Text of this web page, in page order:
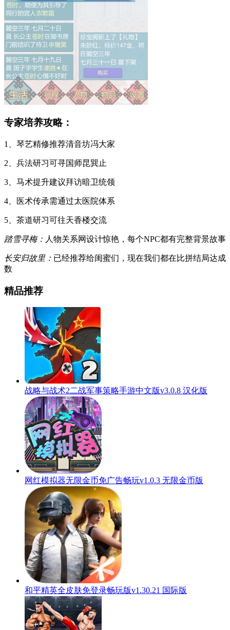
专家培养攻略：
1、琴艺精修推荐清音坊冯大家
2、兵法研习可寻国师昆巽止
3、马术提升建议拜访暗卫统领
4、医术传承需通过太医院体系
5、茶道研习可往天香楼交流
踏雪寻梅： 人物关系网设计惊艳，每个NPC都有完整背景故事
长安归故里： 已经推荐给闺蜜们，现在我们都在比拼结局达成
数
精品推荐
战略与战术2二战军事策略手游中文版v3.0.8 汉化版
网红模拟器无限金币免广告畅玩v1.0.3 无限金币版
和平精英全皮肤免登录畅玩版v1.30.21 国际版